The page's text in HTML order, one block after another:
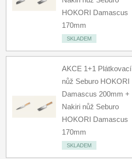
HOKORI Damascus
170mm
SKLADEM
AKCE 1+1 Plátkovací
nůž Seburo HOKORI
Damascus 200mm +
Nakiri nůž Seburo
HOKORI Damascus
170mm
SKLADEM